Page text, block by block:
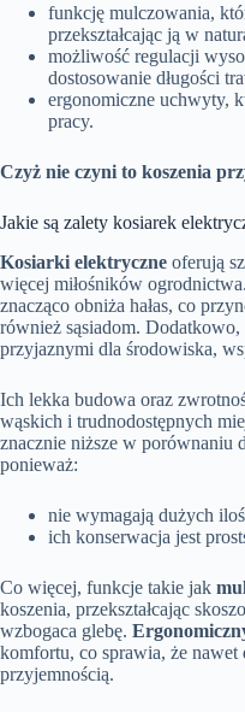
funkcję mulczowania,
przekształcając ją w
możliwość regulacji
dostosowanie długości
ergonomiczne uchwyty,
pracy.
Czyż nie czyni to koszenia
Jakie są zalety kosiarek
Kosiarki elektryczne oferują
więcej miłośników
znacząco obniża hałas, co
również sąsiadom. Dodatkowo,
przyjaznymi dla środowiska,
Ich lekka budowa oraz
wąskich i trudnodostępnych
znacznie niższe w porównaniu
ponieważ:
nie wymagają dużych
ich konserwacja jest
Co więcej, funkcje takie jak
koszenia, przekształcając
wzbogaca glebę.
komfortu, co sprawia, że nawet
przyjemnością.